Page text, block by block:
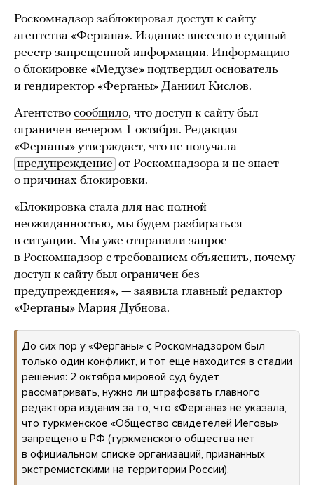
Роскомнадзор заблокировал доступ к сайту
агентства «Фергана». Издание внесено в единый
реестр запрещенной информации. Информацию
о блокировке «Медузе» подтвердил основатель
и гендиректор «Ферганы» Даниил Кислов.
Агентство сообщило, что доступ к сайту был
ограничен вечером 1 октября. Редакция
«Ферганы» утверждает, что не получала
предупреждение от Роскомнадзора и не знает
о причинах блокировки.
«Блокировка стала для нас полной
неожиданностью, мы будем разбираться
в ситуации. Мы уже отправили запрос
в Роскомнадзор с требованием объяснить, почему
доступ к сайту был ограничен без
предупреждения», — заявила главный редактор
«Ферганы» Мария Дубнова.
До сих пор у «Ферганы» с Роскомнадзором был
только один конфликт, и тот еще находится в стадии
решения: 2 октября мировой суд будет
рассматривать, нужно ли штрафовать главного
редактора издания за то, что «Фергана» не указала,
что туркменское «Общество свидетелей Иеговы»
запрещено в РФ (туркменского общества нет
в официальном списке организаций, признанных
экстремистскими на территории России).